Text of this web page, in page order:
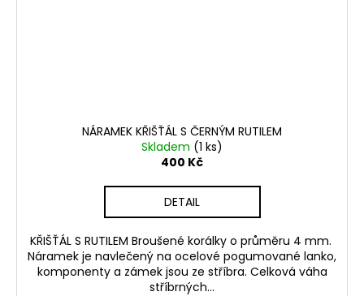
NÁRAMEK KŘIŠŤÁL S ČERNÝM RUTILEM
Skladem (1 ks)
400 Kč
DETAIL
KŘIŠŤÁL S RUTILEM Broušené korálky o průměru 4 mm.
Náramek je navlečený na ocelové pogumované lanko,
komponenty a zámek jsou ze stříbra. Celková váha
stříbrných...